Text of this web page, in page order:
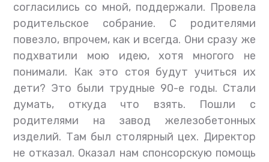
согласились со мной, поддержали. Провела
родительское собрание. С родителями
повезло, впрочем, как и всегда. Они сразу же
подхватили мою идею, хотя многого не
понимали. Как это стоя будут учиться их
дети? Это были трудные 90-е годы. Стали
думать, откуда что взять. Пошли с
родителями на завод железобетонных
изделий. Там был столярный цех. Директор
не отказал. Оказал нам спонсорскую помощь